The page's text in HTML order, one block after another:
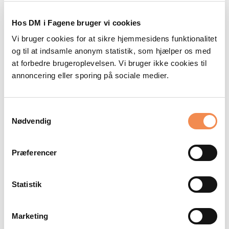
Hos DM i Fagene bruger vi cookies
Vi bruger cookies for at sikre hjemmesidens funktionalitet
og til at indsamle anonym statistik, som hjælper os med
at forbedre brugeroplevelsen. Vi bruger ikke cookies til
annoncering eller sporing på sociale medier.
Nødvendig
Præferencer
Statistik
Marketing